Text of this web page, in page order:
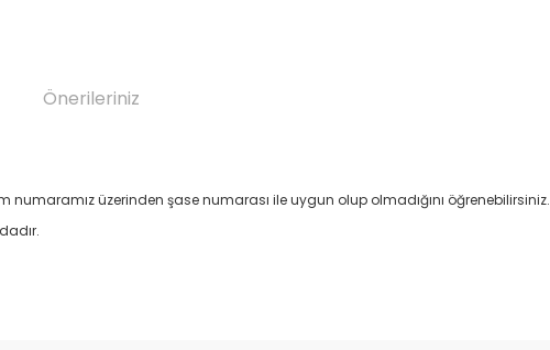
Önerileriniz
üzerinden şase numarası ile uygun olup olmadığını öğrenebilirsiniz.